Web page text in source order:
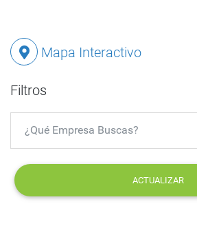
Mapa Interactivo
Filtros
ACTUALIZAR